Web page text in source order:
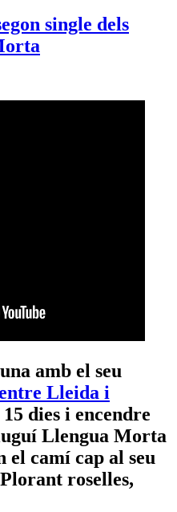
single dels
amb el seu
Lleida i
dies i encendre
Llengua Morta
el camí cap al seu
roselles,